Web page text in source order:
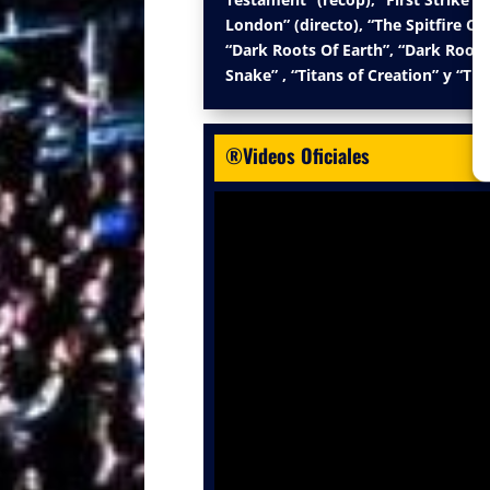
London” (directo), “The Spitfire
“Dark Roots Of Earth”, “Dark
Snake” , “Titans of Creation” y
®Videos Oficiales